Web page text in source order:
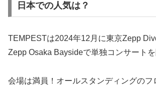
日本での人気は？
TEMPESTは2024年12月に東京Zepp
Zepp Osaka Baysideで単独コンサートを
会場は満員！オールスタンディングのフ